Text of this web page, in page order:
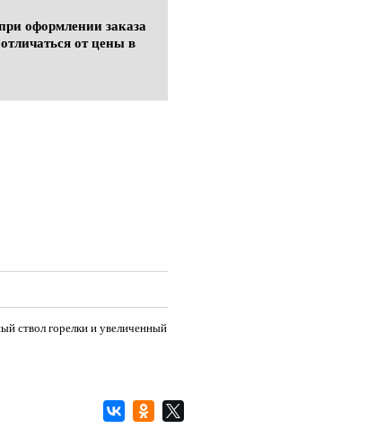
оформлении заказа
от цены в
ствол горелки и увеличенный